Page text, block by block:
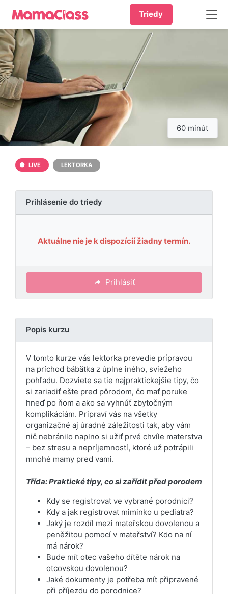
Triedy
60 minút
LIVE LEKTORKA
Prihlásenie do triedy
Aktuálne nie je k dispozícií žiadny termín.
Prihlásiť
Popis kurzu
V tomto kurze vás lektorka prevedie prípravou
na príchod bábätka z úplne iného, sviežeho
pohľadu. Dozviete sa tie najpraktickejšie tipy, čo
si zariadiť ešte pred pôrodom, čo mať poruke
hneď po ňom a ako sa vyhnúť zbytočným
komplikáciám. Pripraví vás na všetky
organizačné aj úradné záležitosti tak, aby vám
nič nebránilo naplno si užiť prvé chvíle materstva
– bez stresu a nepríjemností, ktoré už potrápili
mnohé mamy pred vami.
Třída: Praktické tipy, co si zařídit před porodem
Kdy se registrovat ve vybrané porodnici?
Kdy a jak registrovat miminko u pediatra?
Jaký je rozdíl mezi mateřskou dovolenou a
peněžitou pomocí v mateřství? Kdo na ní
má nárok?
Bude mít otec vašeho dítěte nárok na
otcovskou dovolenou?
Jaké dokumenty je potřeba mít připravené
při příjezdu do porodnice?